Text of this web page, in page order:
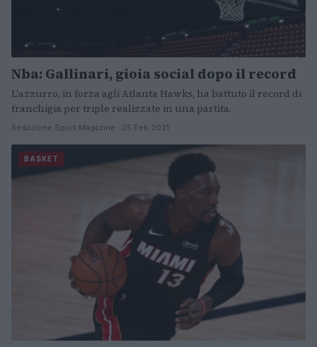
Nba: Gallinari, gioia social dopo il record
L'azzurro, in forza agli Atlanta Hawks, ha battuto il record di
franchigia per triple realizzate in una partita.
Redazione Sport Magazine · 25 Feb 2021
BASKET